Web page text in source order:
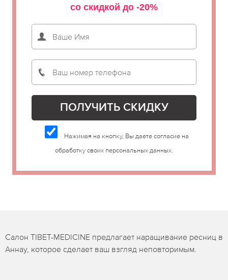
со скидкой до -20%
Нажимая на кнопку, Вы даете согласие на
обработку своих персональных данных.
Салон TIBET-MEDICINE предлагает наращивание ресниц в
Аннау, которое сделает ваш взгляд неповторимым.